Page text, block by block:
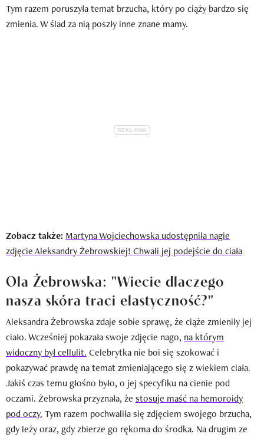
Tym razem poruszyła temat brzucha, który po ciąży bardzo się
zmienia. W ślad za nią poszły inne znane mamy.
Zobacz także: Martyna Wojciechowska udostępniła nagie
zdjęcie Aleksandry Żebrowskiej! Chwali jej podejście do ciała
Ola Żebrowska: "Wiecie dlaczego
nasza skóra traci elastyczność?"
Aleksandra Żebrowska zdaje sobie sprawę, że ciąże zmieniły jej
ciało. Wcześniej pokazała swoje zdjęcie nago, na którym
widoczny był cellulit. Celebrytka nie boi się szokować i
pokazywać prawdę na temat zmieniającego się z wiekiem ciała.
Jakiś czas temu głośno było, o jej specyfiku na cienie pod
oczami. Żebrowska przyznała, że stosuje maść na hemoroidy
pod oczy. Tym razem pochwaliła się zdjęciem swojego brzucha,
gdy leży oraz, gdy zbierze go rękoma do środka. Na drugim ze